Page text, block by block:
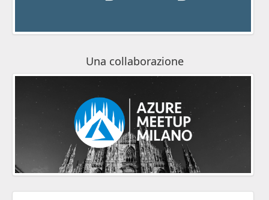
Una collaborazione